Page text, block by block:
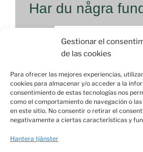
Gestionar el
de las cookies
Para ofrecer las mejores experiencias,
cookies para almacenar y/o acceder a la
consentimiento de estas tecnologías nos
como el comportamiento de navegación o
en este sitio. No consentir o retirar el
negativamente a ciertas características y
Hantera tjänster
Har du några
SKICKA DIN
Calle Fassers, 2 Local B, 07400,
info@cocoworkalcudiabeach.com